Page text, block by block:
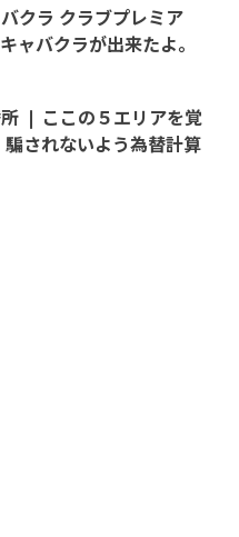
クラ クラブプレミア
ャバクラが出来たよ。
❘ ここの５エリアを覚
されないよう為替計算